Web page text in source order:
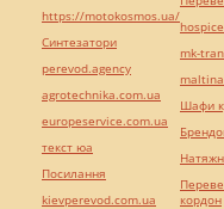
https://motokosmos.ua/
Синтезатори
perevod.agency
agrotechnika.com.ua
europeservice.com.ua
текст юа
Посилання
kievperevod.com.ua
mk-
Шафи
кордон